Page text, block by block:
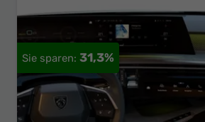
31,3%